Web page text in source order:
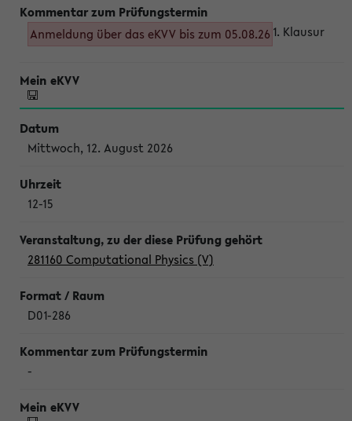
Anmeldung über das eKVV bis zum 05.08.26 1. Klausur
Mittwoch, 12. August 2026
12-15
281160 Computational Physics (V)
D01-286
-